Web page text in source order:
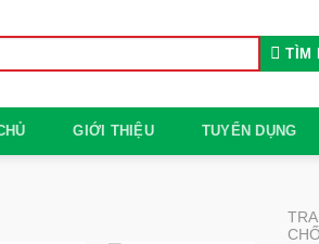
TÌM
GIỚI THIỆU TUYỂN DỤNG